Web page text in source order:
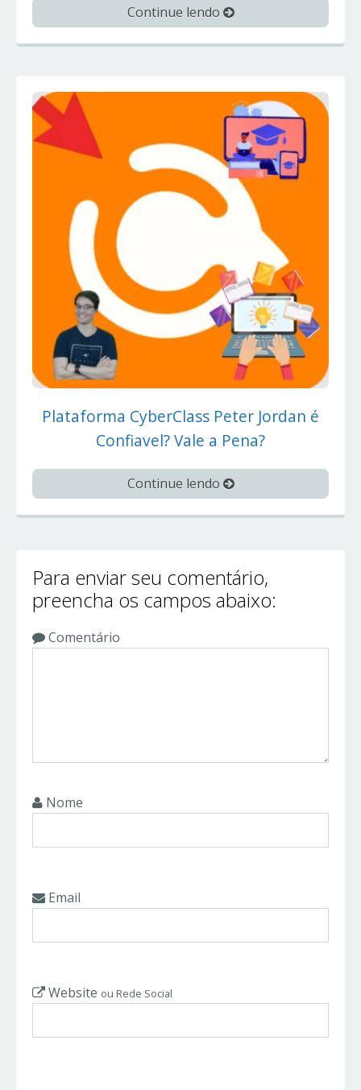
Continue lendo
Plataforma CyberClass Peter Jordan é
Confiavel? Vale a Pena?
Continue lendo
Para enviar seu comentário,
preencha os campos abaixo:
Comentário
Nome
Email
Website ou Rede Social